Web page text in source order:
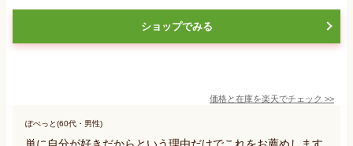
ショップでみる
価格と在庫を楽天でチェック >>
ぽぺっと(60代・男性)